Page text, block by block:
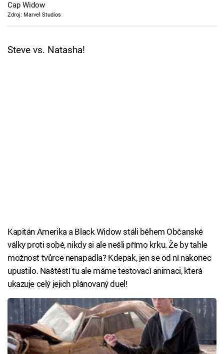
TV Program
Cap Widow
Zdroj: Marvel Studios
Steve vs. Natasha!
Kapitán Amerika a Black Widow stáli během Občanské
války proti sobě, nikdy si ale nešli přímo krku. Že by tahle
možnost tvůrce nenapadla? Kdepak, jen se od ní nakonec
upustilo. Naštěstí tu ale máme testovací animaci, která
ukazuje celý jejich plánovaný duel!